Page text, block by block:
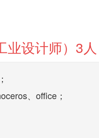
业设计师）3人
、office；